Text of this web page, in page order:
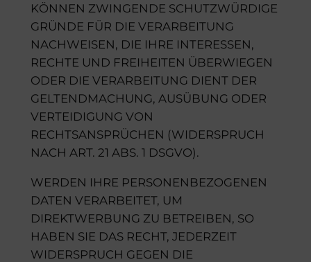
KÖNNEN ZWINGENDE SCHUTZWÜRDIGE
GRÜNDE FÜR DIE VERARBEITUNG
NACHWEISEN, DIE IHRE INTERESSEN,
RECHTE UND FREIHEITEN ÜBERWIEGEN
ODER DIE VERARBEITUNG DIENT DER
GELTENDMACHUNG, AUSÜBUNG ODER
VERTEIDIGUNG VON
RECHTSANSPRÜCHEN (WIDERSPRUCH
NACH ART. 21 ABS. 1 DSGVO).
WERDEN IHRE PERSONENBEZOGENEN
DATEN VERARBEITET, UM
DIREKTWERBUNG ZU BETREIBEN, SO
HABEN SIE DAS RECHT, JEDERZEIT
WIDERSPRUCH GEGEN DIE